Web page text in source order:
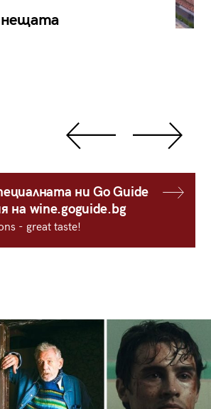
нещата
ни Go Guide
на wine.goguide.bg
- great taste!